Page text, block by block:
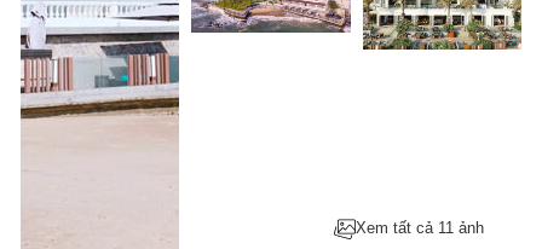
Xem tất cả 11 ảnh